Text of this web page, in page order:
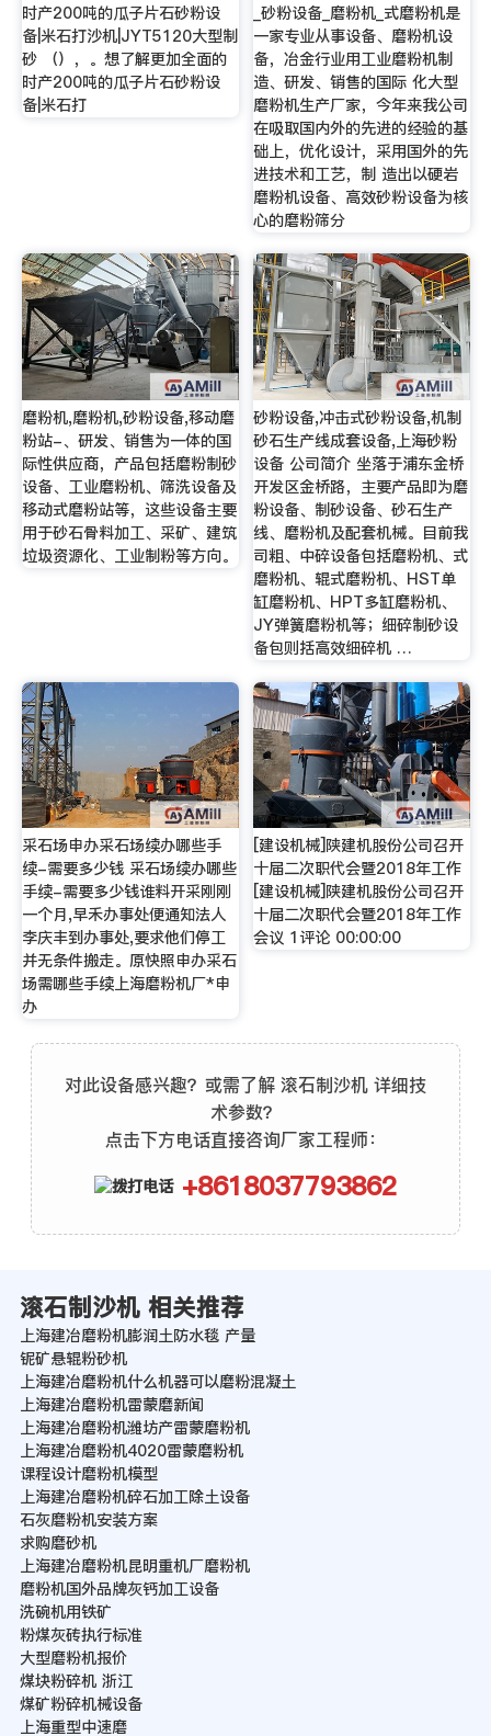
时产200吨的瓜子片石砂粉设
备|米石打沙机|JYT5120大型制
砂 （），。想了解更加全面的
时产200吨的瓜子片石砂粉设
备|米石打
_砂粉设备_磨粉机_式磨粉机是
一家专业从事设备、磨粉机设
备，冶金行业用工业磨粉机制
造、研发、销售的国际 化大型
磨粉机生产厂家，今年来我公司
在吸取国内外的先进的经验的基
础上，优化设计，采用国外的先
进技术和工艺，制 造出以硬岩
磨粉机设备、高效砂粉设备为核
心的磨粉筛分
磨粉机,磨粉机,砂粉设备,移动磨
粉站-、研发、销售为一体的国
际性供应商，产品包括磨粉制砂
设备、工业磨粉机、筛洗设备及
移动式磨粉站等，这些设备主要
用于砂石骨料加工、采矿、建筑
垃圾资源化、工业制粉等方向。
砂粉设备,冲击式砂粉设备,机制
砂石生产线成套设备,上海砂粉
设备 公司简介 坐落于浦东金桥
开发区金桥路，主要产品即为磨
粉设备、制砂设备、砂石生产
线、磨粉机及配套机械。目前我
司粗、中碎设备包括磨粉机、式
磨粉机、辊式磨粉机、HST单
缸磨粉机、HPT多缸磨粉机、
JY弹簧磨粉机等；细碎制砂设
备包则括高效细碎机 …
采石场申办采石场续办哪些手
续-需要多少钱 采石场续办哪些
手续-需要多少钱谁料开采刚刚
一个月,早禾办事处便通知法人
李庆丰到办事处,要求他们停工
并无条件搬走。原快照申办采石
场需哪些手续上海磨粉机厂*申
办
[建设机械]陕建机股份公司召开
十届二次职代会暨2018年工作
[建设机械]陕建机股份公司召开
十届二次职代会暨2018年工作
会议 1评论 00:00:00
对此设备感兴趣？或需了解 滚石制沙机 详细技
术参数？
点击下方电话直接咨询厂家工程师：
+8618037793862
滚石制沙机 相关推荐
上海建冶磨粉机膨润土防水毯 产量
铌矿悬辊粉砂机
上海建冶磨粉机什么机器可以磨粉混凝土
上海建冶磨粉机雷蒙磨新闻
上海建冶磨粉机潍坊产雷蒙磨粉机
上海建冶磨粉机4020雷蒙磨粉机
课程设计磨粉机模型
上海建冶磨粉机碎石加工除土设备
石灰磨粉机安装方案
求购磨砂机
上海建冶磨粉机昆明重机厂磨粉机
磨粉机国外品牌灰钙加工设备
洗碗机用铁矿
粉煤灰砖执行标准
大型磨粉机报价
煤块粉碎机 浙江
煤矿粉碎机械设备
上海重型中速磨